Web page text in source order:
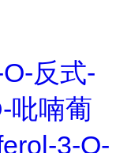
反式-
吡喃葡
3-O-